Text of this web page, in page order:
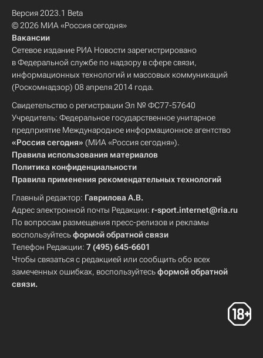
Версия 2023.1 Beta
© 2026 МИА «Россия сегодня»
Вакансии
Сетевое издание РИА Новости зарегистрировано
в Федеральной службе по надзору в сфере связи,
информационных технологий и массовых коммуникаций
(Роскомнадзор) 08 апреля 2014 года.
Свидетельство о регистрации Эл № ФС77-57640
Учредитель: Федеральное государственное унитарное
предприятие Международное информационное агентство
«Россия сегодня» (МИА «Россия сегодня»).
Правила использования материалов
Политика конфиденциальности
Правила применения рекомендательных технологий
Главный редактор: Гаврилова А.В.
Адрес электронной почты Редакции: r-sport.internet@ria.ru
По вопросам размещения пресс-релизов и рекламы
воспользуйтесьформой обратной связи
Телефон Редакции: 7 (495) 645-6601
Чтобы связаться с редакцией или сообщить обо всех
замеченных ошибках, воспользуйтесьформой обратной
связи.